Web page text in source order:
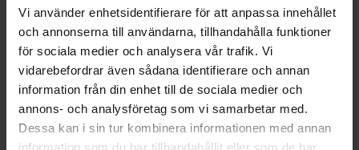
Vi använder enhetsidentifierare för att anpassa innehållet
och annonserna till användarna, tillhandahålla funktioner
för sociala medier och analysera vår trafik. Vi
vidarebefordrar även sådana identifierare och annan
information från din enhet till de sociala medier och
annons- och analysföretag som vi samarbetar med.
Dessa kan i sin tur kombinera informationen med annan
information som du har tillhandahållit eller som de har
Miljömässig hållbarhet
En stor del av vårt miljömässiga hållbarhetsarbete